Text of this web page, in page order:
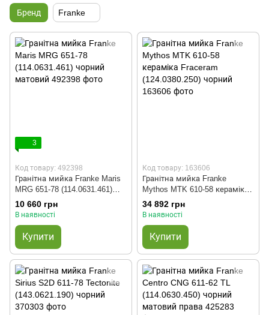
Бренд Franke
3
Код товару: 492398
Гранітна мийка Franke Maris
MRG 651-78 (114.0631.461)
чорний матовий
10 660 грн
В наявності
Купити
Код товару: 163606
Гранітна мийка Franke
Mythos MTK 610-58 кераміка
Fraceram (124.0380.250)
чорний
34 892 грн
В наявності
Купити